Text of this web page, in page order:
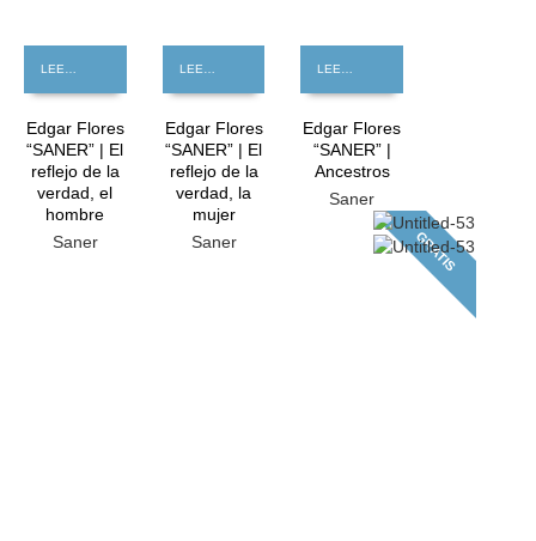
Edgar Flores
“SANER” | El
reflejo de la
verdad, el
hombre
Saner
Edgar Flores
“SANER” | El
reflejo de la
verdad, la
mujer
Saner
Edgar Flores
“SANER” |
Ancestros
Saner
GRATIS